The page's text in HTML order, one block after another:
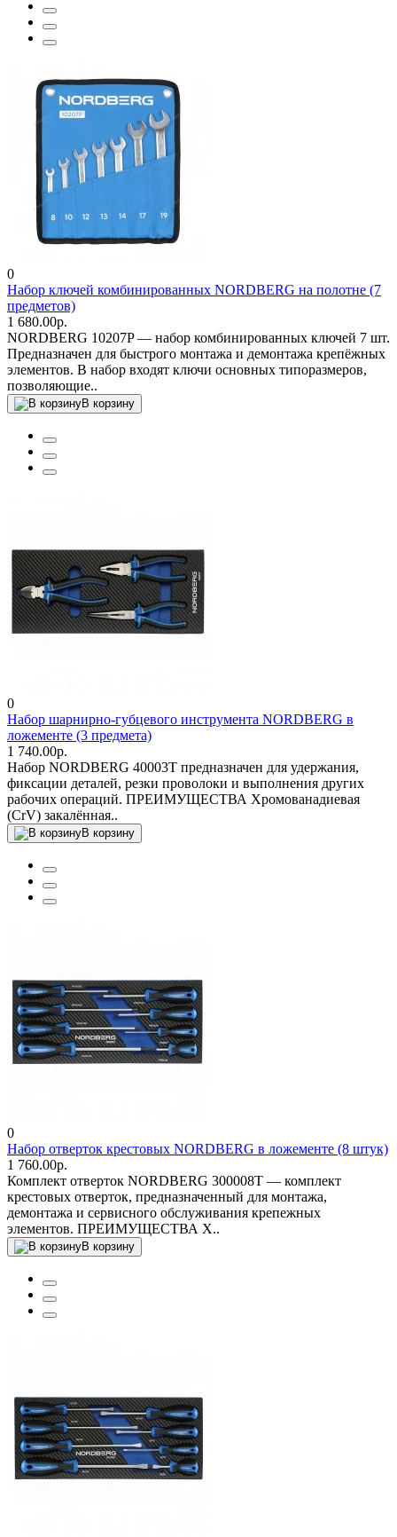
0
Набор ключей комбинированных NORDBERG на полотне (7
предметов)
1 680.00р.
NORDBERG 10207P — набор комбинированных ключей 7 шт.
Предназначен для быстрого монтажа и демонтажа крепёжных
элементов. В набор входят ключи основных типоразмеров,
позволяющие..
В корзину
0
Набор шарнирно-губцевого инструмента NORDBERG в
ложементе (3 предмета)
1 740.00р.
Набор NORDBERG 40003T предназначен для удержания,
фиксации деталей, резки проволоки и выполнения других
рабочих операций. ПРЕИМУЩЕСТВА Хромованадиевая
(CrV) закалённая..
В корзину
0
Набор отверток крестовых NORDBERG в ложементе (8 штук)
1 760.00р.
Комплект отверток NORDBERG 300008T — комплект
крестовых отверток, предназначенный для монтажа,
демонтажа и сервисного обслуживания крепежных
элементов. ПРЕИМУЩЕСТВА Х..
В корзину